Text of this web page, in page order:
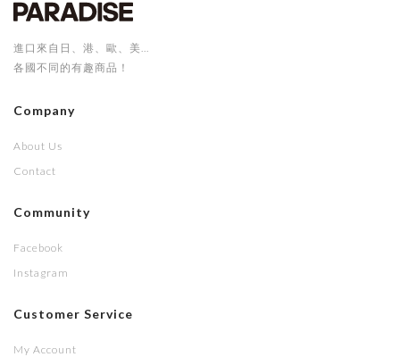
進口來自日、港、歐、美...
各國不同的有趣商品！
Company
About Us
Contact
Community
Facebook
Instagram
Customer Service
My Account